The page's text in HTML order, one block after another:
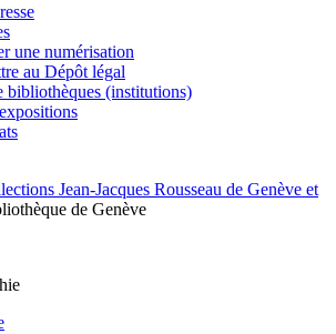
une numérisation
au Dépôt légal
bibliothèques (institutions)